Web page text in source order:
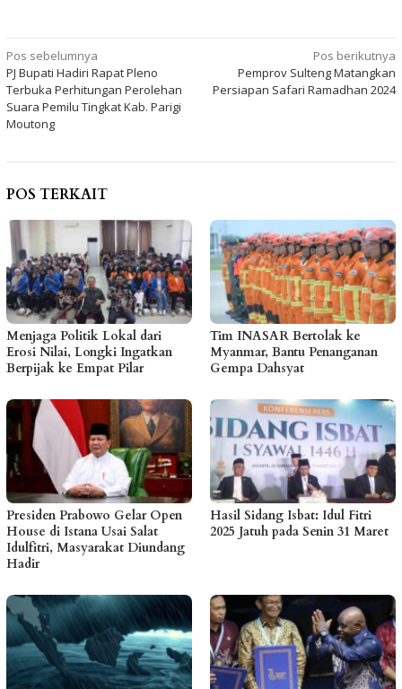
Navigasi
pos
Pos sebelumnya
PJ Bupati Hadiri Rapat Pleno
Terbuka Perhitungan Perolehan
Suara Pemilu Tingkat Kab. Parigi
Moutong
Pos berikutnya
Pemprov Sulteng Matangkan
Persiapan Safari Ramadhan 2024
POS TERKAIT
Menjaga Politik Lokal dari
Erosi Nilai, Longki Ingatkan
Berpijak ke Empat Pilar
Tim INASAR Bertolak ke
Myanmar, Bantu Penanganan
Gempa Dahsyat
Presiden Prabowo Gelar Open
House di Istana Usai Salat
Idulfitri, Masyarakat Diundang
Hadir
Hasil Sidang Isbat: Idul Fitri
2025 Jatuh pada Senin 31 Maret